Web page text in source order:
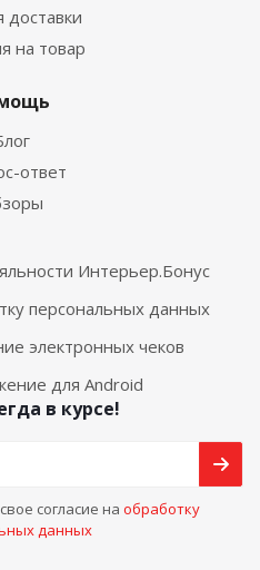
доставки
на товар
ответ
Интерьер.Бонус
персональных данных
электронных чеков
для Android
в курсе!
согласие на обработку
данных